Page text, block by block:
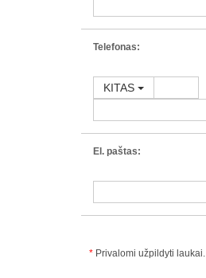
Telefonas:
KITAS
El. paštas:
* Privalomi užpildyti laukai.